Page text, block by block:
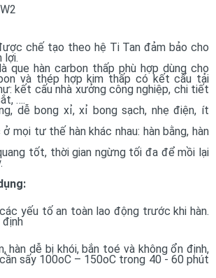
chế tạo theo hệ Ti Tan đảm bảo cho
lợi.
que hàn carbon thấp phù hợp dùng cho
và thép hợp kim thấp có kết cấu tải
kết cấu nhà xưởng công nghiệp, chi tiết
….
dễ bong xỉ, xỉ bong sạch, nhẹ điện, ít
mọi tư thế hàn khác nhau: hàn bằng, hàn
tốt, thời gian ngừng tối đa để mồi lại
yếu tố an toàn lao động trước khi hàn.
định
hàn dễ bị khói, bắn toé và không ổn định,
sấy 100oC – 150oC trong 40 - 60 phút